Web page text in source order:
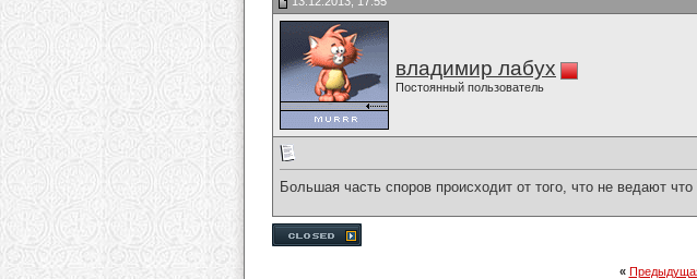
владимир лабух
Постоянный пользователь
Большая часть споров происходит от того, что не ведают
«